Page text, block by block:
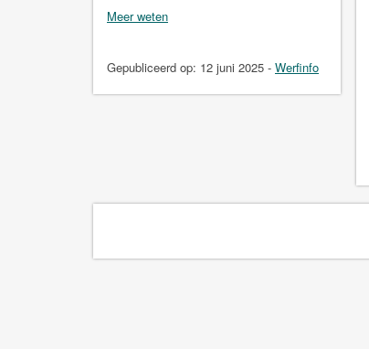
Meer weten
Gepubliceerd op: 12 juni 2025 - Werfinfo